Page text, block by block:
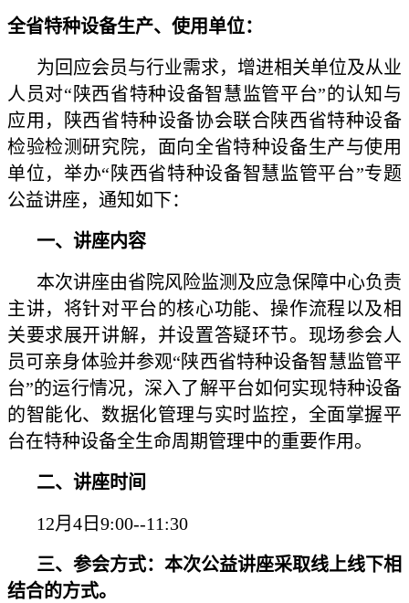
全省特种设备生产、使用单位：
为回应会员与行业需求，增进相关单位及从业
人员对“陕西省特种设备智慧监管平台”的认知与
应用，陕西省特种设备协会联合陕西省特种设备
检验检测研究院，面向全省特种设备生产与使用
单位，举办“陕西省特种设备智慧监管平台”专题
公益讲座，通知如下：
一、讲座内容
本次讲座由省院风险监测及应急保障中心负责
主讲，将针对平台的核心功能、操作流程以及相
关要求展开讲解，并设置答疑环节。现场参会人
员可亲身体验并参观“陕西省特种设备智慧监管平
台”的运行情况，深入了解平台如何实现特种设备
的智能化、数据化管理与实时监控，全面掌握平
台在特种设备全生命周期管理中的重要作用。
二、讲座时间
12月4日9:00--11:30
三、参会方式：本次公益讲座采取线上线下相
结合的方式。